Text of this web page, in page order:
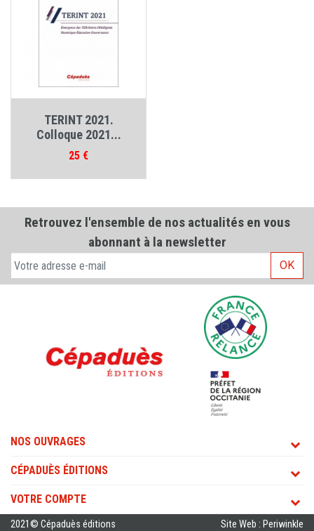
TERINT 2021.
Colloque 2021...
Prix
25 €
Retrouvez l'ensemble de nos actualités en vous
abonnant à la newsletter
OK
NOS OUVRAGES
CÉPADUÈS ÉDITIONS
VOTRE COMPTE
2021© Cépaduès éditions Site Web : Periwinkle